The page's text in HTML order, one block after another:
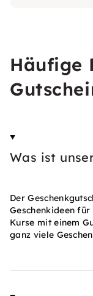
Häufige
Was ist
Der
Geschenkideen
Kurse mit einem
ganz viele